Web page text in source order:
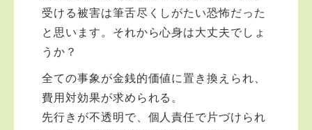
受ける被害は筆舌尽くしがたい恐怖だった
と思います。それから心身は大丈夫でしょ
うか？
全ての事象が金銭的価値に置き換えられ、
費用対効果が求められる。
先行きが不透明で、個人責任で片づけられ